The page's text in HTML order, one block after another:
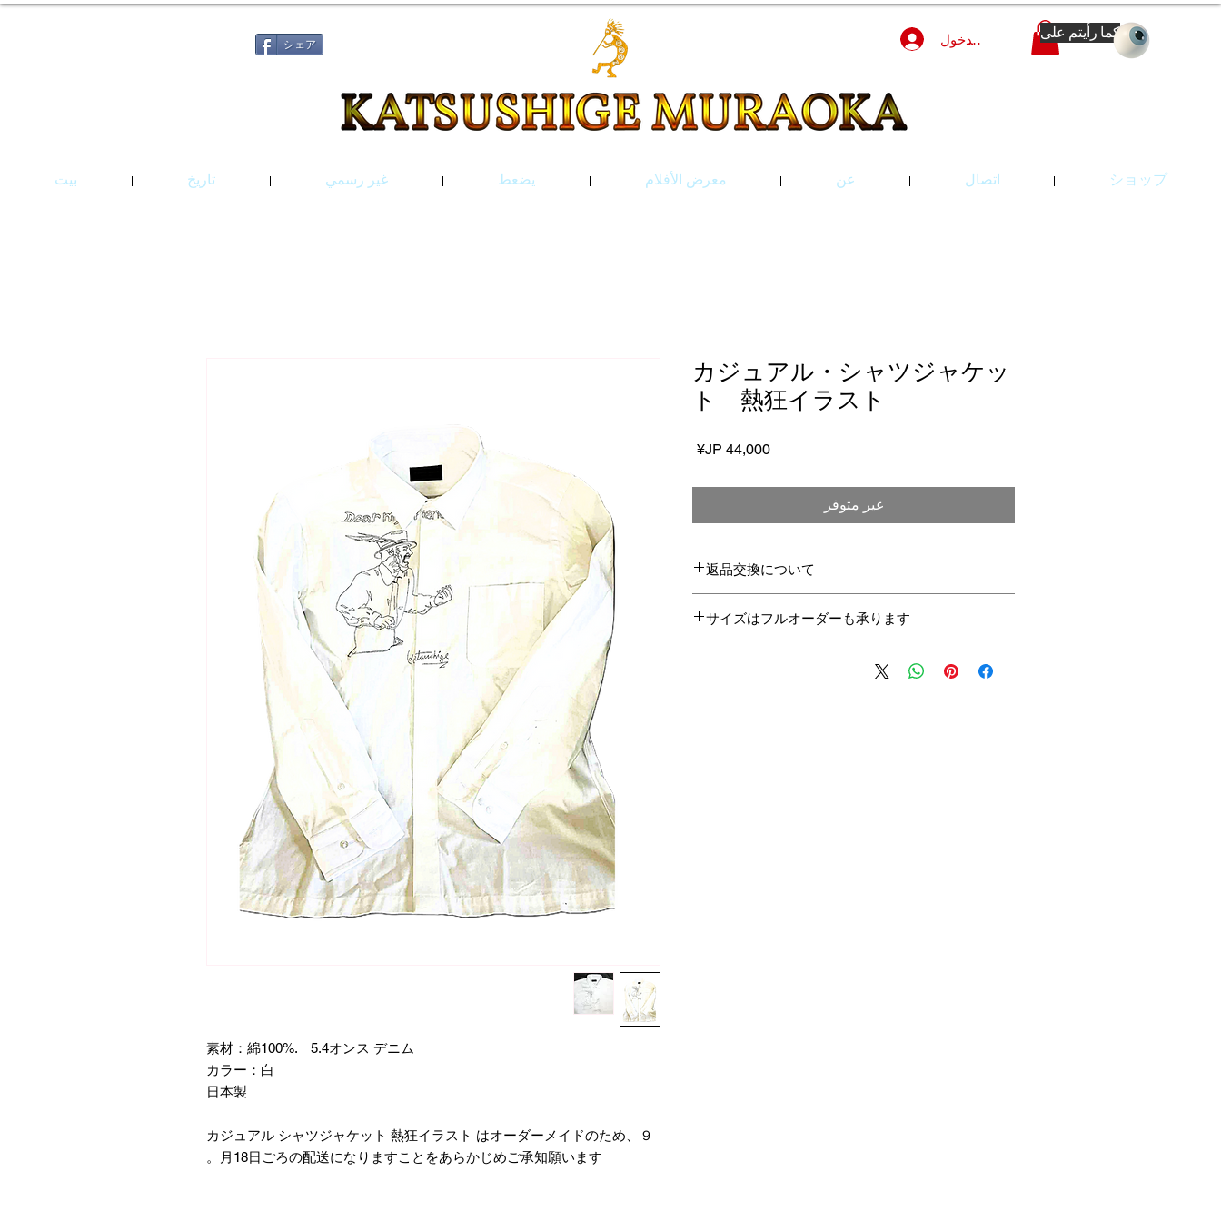
كما رأيتم على
シェア تسجيل الدخول
بيت تاريخ غير رسمي يضعط معرض الأفلام عن اتصال ショップ
素材：綿100%. 5.4オンス デニム
カラー：白
日本製
​カジュアル シャツジャケット 熱狂イラスト はオーダーメイドのため、９
月18日ごろの配送になりますことをあらかじめご承知願います。
カジュアル・シャツジャケッ
ト 熱狂イラスト
السعر
غير متوفر
返品交換について
たしかねます。
サイズはフルオーダーも承ります
客様が基本サイズの一部を変更するパターンオーダー、